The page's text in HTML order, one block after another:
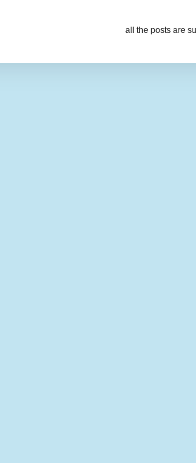
all the posts are